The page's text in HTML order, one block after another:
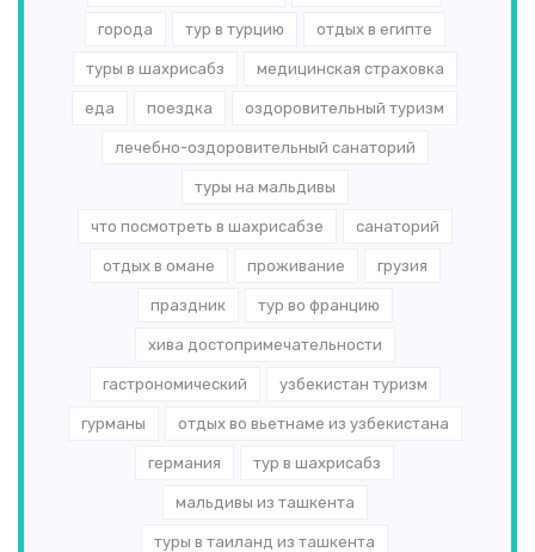
города тур в турцию отдых в египте
туры в шахрисабз медицинская страховка
еда поездка оздоровительный туризм
лечебно-оздоровительный санаторий
туры на мальдивы
что посмотреть в шахрисабзе санаторий
отдых в омане проживание грузия
праздник тур во францию
хива достопримечательности
гастрономический узбекистан туризм
гурманы отдых во вьетнаме из узбекистана
германия тур в шахрисабз
мальдивы из ташкента
туры в таиланд из ташкента